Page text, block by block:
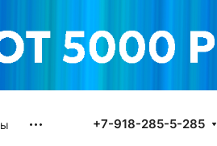
+7-918-285-5-285